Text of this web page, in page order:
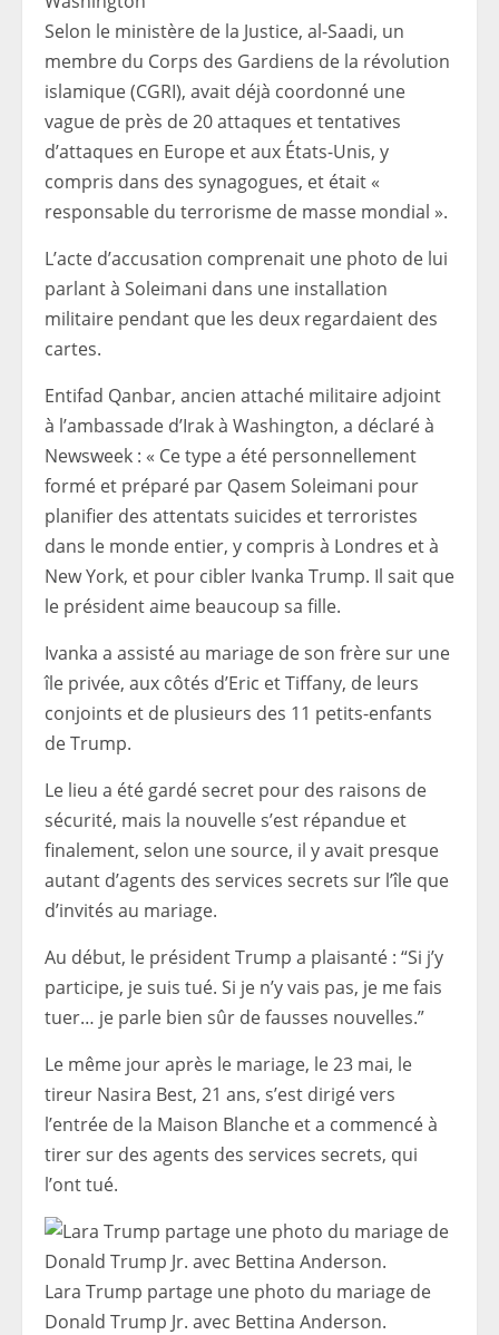
Selon le ministère de la Justice, al-Saadi, un
membre du Corps des Gardiens de la révolution
islamique (CGRI), avait déjà coordonné une
vague de près de 20 attaques et tentatives
d’attaques en Europe et aux États-Unis, y
compris dans des synagogues, et était «
responsable du terrorisme de masse mondial ».
L’acte d’accusation comprenait une photo de lui
parlant à Soleimani dans une installation
militaire pendant que les deux regardaient des
cartes.
Entifad Qanbar, ancien attaché militaire adjoint
à l’ambassade d’Irak à Washington, a déclaré à
Newsweek : « Ce type a été personnellement
formé et préparé par Qasem Soleimani pour
planifier des attentats suicides et terroristes
dans le monde entier, y compris à Londres et à
New York, et pour cibler Ivanka Trump. Il sait que
le président aime beaucoup sa fille.
Ivanka a assisté au mariage de son frère sur une
île privée, aux côtés d’Eric et Tiffany, de leurs
conjoints et de plusieurs des 11 petits-enfants
de Trump.
Le lieu a été gardé secret pour des raisons de
sécurité, mais la nouvelle s’est répandue et
finalement, selon une source, il y avait presque
autant d’agents des services secrets sur l’île que
d’invités au mariage.
Au début, le président Trump a plaisanté : “Si j’y
participe, je suis tué. Si je n’y vais pas, je me fais
tuer… je parle bien sûr de fausses nouvelles.”
Le même jour après le mariage, le 23 mai, le
tireur Nasira Best, 21 ans, s’est dirigé vers
l’entrée de la Maison Blanche et a commencé à
tirer sur des agents des services secrets, qui
l’ont tué.
Lara Trump partage une photo du mariage de
Donald Trump Jr. avec Bettina Anderson.